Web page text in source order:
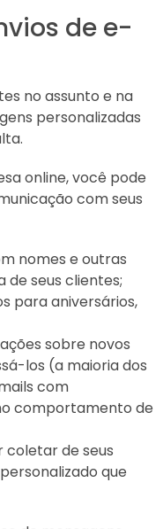
de e-
no assunto e na
personalizadas
online, você pode
com seus
nomes e outras
seus clientes;
para aniversários,
sobre novos
los (a maioria dos
com
comportamento de
coletar de seus
que